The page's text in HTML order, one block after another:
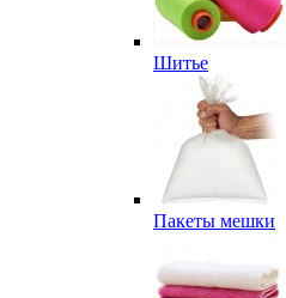
Шитье
Пакеты мешки